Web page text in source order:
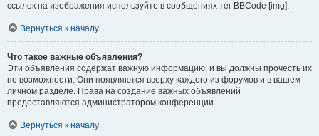
ссылок на изображения используйте в сообщениях тег BBCode [img].
Вернуться к началу
Что такое важные объявления?
Эти объявления содержат важную информацию, и вы должны прочесть их
по возможности. Они появляются вверху каждого из форумов и в вашем
личном разделе. Права на создание важных объявлений
предоставляются администратором конференции.
Вернуться к началу